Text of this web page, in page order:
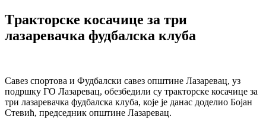
Tракторске косачице за три
лазаревачка фудбалска клуба
Савез спортова и Фудбалски савез општине Лазаревац, уз
подршку ГО Лазаревац, обезбедили су тракторске косачице за
три лазаревачка фудбалска клуба, које је данас доделио Бојан
Стевић, председник општине Лазаревац.